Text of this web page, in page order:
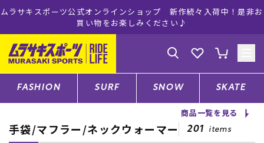
ムラサキスポーツ公式オンラインショップ 新作続々入荷中！是非お
買い物をお楽しみください♪
ゲスト様
ログイン 会員登録
店舗一覧
FASHION SURF SNOW SKATE
商品一覧を見る
手袋/マフラー/ネックウォーマー 201 items